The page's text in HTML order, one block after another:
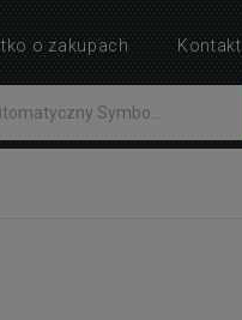
o zakupach Kontakt